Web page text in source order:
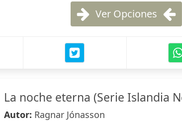
Ver Opciones
La noche eterna (Serie Islandia
Autor: Ragnar Jónasson